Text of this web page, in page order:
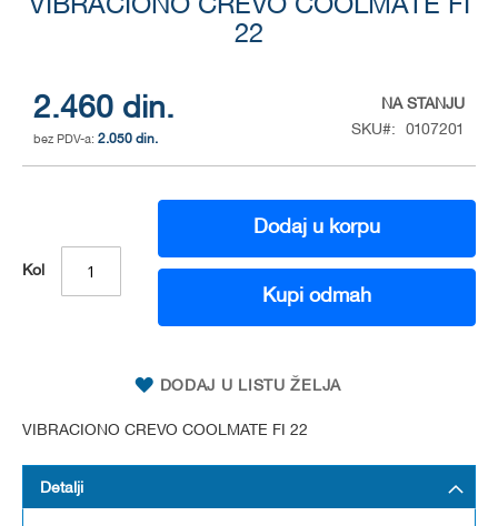
VIBRACIONO CREVO COOLMATE FI
22
2.460 din.
2.050 din.
NA STANJU
SKU
0107201
Kol
Dodaj u korpu
Kupi odmah
DODAJ U LISTU ŽELJA
VIBRACIONO CREVO COOLMATE FI 22
images
gallery
Detalji